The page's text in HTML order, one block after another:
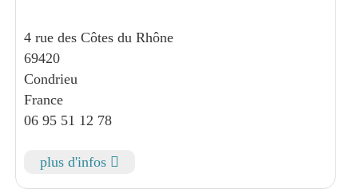
4 rue des Côtes du Rhône
69420
Condrieu
France
06 95 51 12 78
plus d'infos